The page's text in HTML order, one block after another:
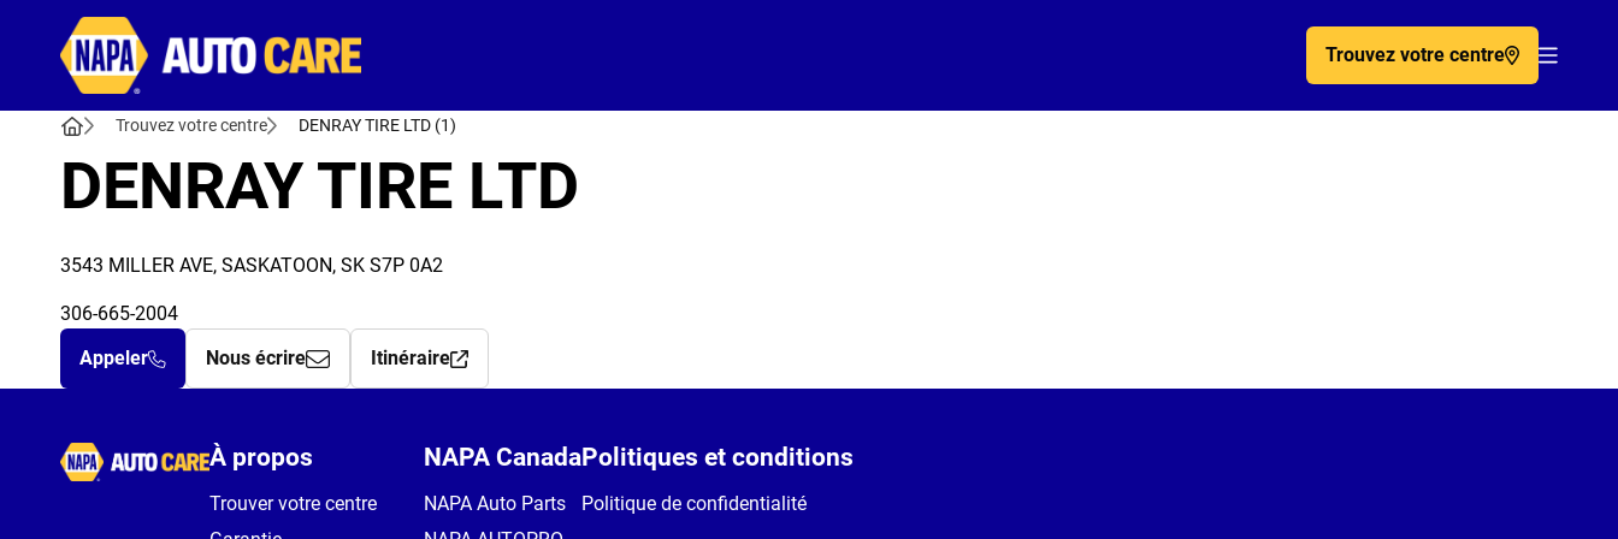
Trouvez votre centre
Trouvez votre centre DENRAY TIRE LTD (1)
DENRAY TIRE LTD
3543 MILLER AVE, SASKATOON, SK S7P 0A2
306-665-2004
Appeler
Nous écrire Itinéraire
Autocare
À propos
Trouver votre centre
NAPA Canada
NAPA Auto Parts
Politiques et conditions
Politique de confidentialité